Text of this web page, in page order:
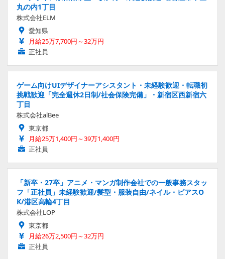
丸の内1丁目
株式会社ELM
愛知県
月給25万7,700円～32万円
正社員
ゲーム向けUIデザイナーアシスタント・未経験歓迎・転職初
挑戦歓迎「完全週休2日制/社会保険完備」・新宿区西新宿六
丁目
株式会社alBee
東京都
月給25万1,400円～39万1,400円
正社員
「新卒・27卒」アニメ・マンガ制作会社での一般事務スタッ
フ「正社員」未経験歓迎/髪型・服装自由/ネイル・ピアスO
K/港区高輪4丁目
株式会社LOP
東京都
月給26万2,500円～32万円
正社員